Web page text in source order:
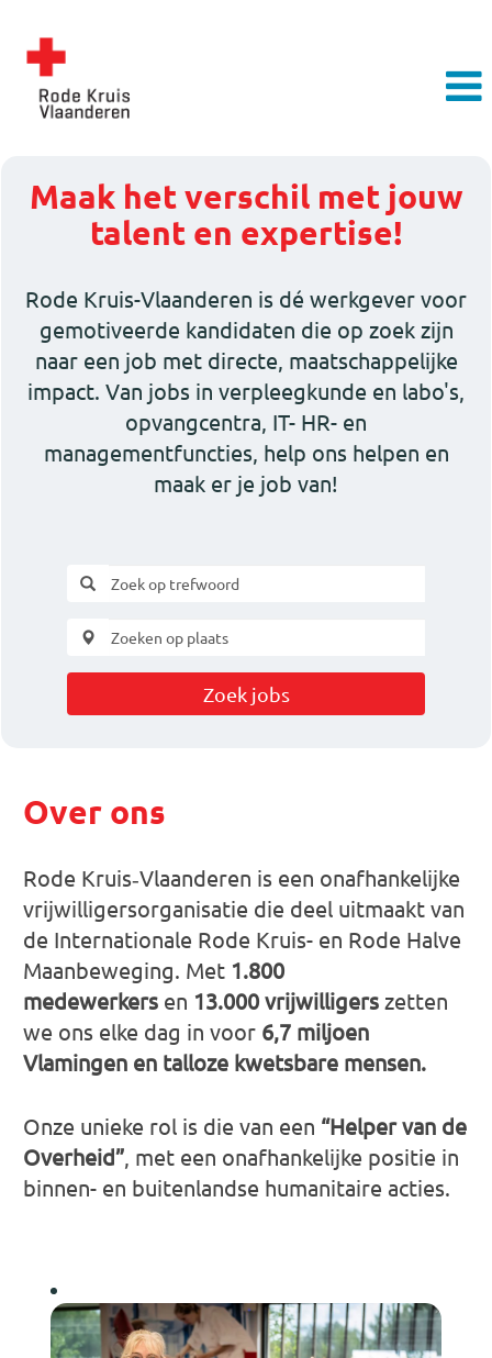
Maak het verschil met jouw
talent en expertise!
Rode Kruis-Vlaanderen is dé werkgever voor
gemotiveerde kandidaten die op zoek zijn
naar een job met directe, maatschappelijke
impact. Van jobs in verpleegkunde en labo's,
opvangcentra, IT- HR- en
managementfuncties, help ons helpen en
maak er je job van!
Zoek jobs
Over ons
Rode Kruis‑Vlaanderen is een onafhankelijke
vrijwilligersorganisatie die deel uitmaakt van
de Internationale Rode Kruis- en Rode Halve
Maanbeweging. Met 1.800
medewerkers en 13.000 vrijwilligers zetten
we ons elke dag in voor 6,7 miljoen
Vlamingen en talloze kwetsbare mensen.
Onze unieke rol is die van een “Helper van de
Overheid”, met een onafhankelijke positie in
binnen- en buitenlandse humanitaire acties.